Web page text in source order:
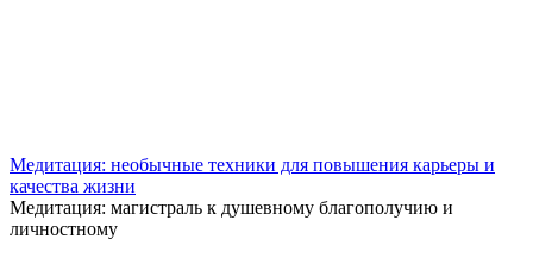
Медитация: необычные техники для повышения карьеры и
качества жизни
Медитация: магистраль к душевному благополучию и
личностному